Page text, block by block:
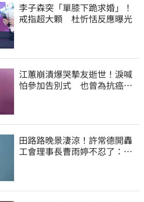
李子森突「單膝下跪求婚」！
戒指超大顆 杜忻恬反應曝光
江蕙崩潰爆哭摯友逝世！淚喊
怕參加告別式 也曾為抗癌辛
田路路晚景淒涼！許常德開轟
工會理事長曹雨婷不忍了：別